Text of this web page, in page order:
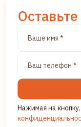
Нажимая на